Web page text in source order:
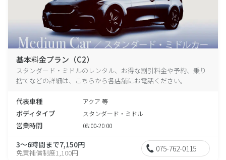
基本料金プラン（C2）
スタンダード・ミドルのレンタル、お得な割引料金や予約、乗り
捨てなどの詳細は、こちらから各店舗にお電話ください。
代表車種 アクア 等
ボディタイプ スタンダード・ミドル
営業時間 08:00-20:00
3～6時間まで7,150円
免責補償制度1,100円 075-762-0115